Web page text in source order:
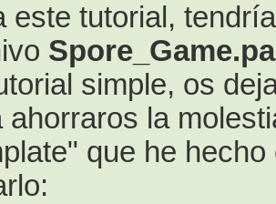
este tutorial,
simple, os
ahorraros la
que he